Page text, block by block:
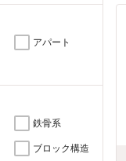
アパート
鉄骨系
ブロック構造